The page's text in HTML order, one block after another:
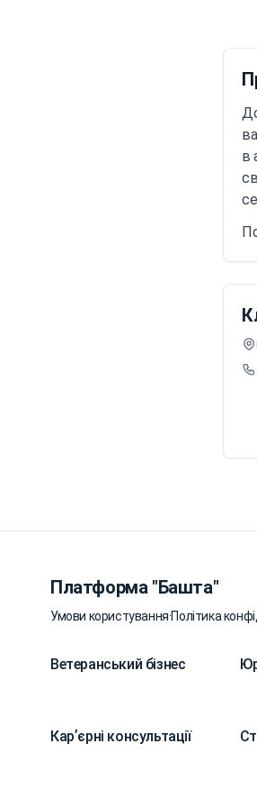
в
Платформа "Башта"
Умови користування·Політика
Ветеранський бізнес
Карʼєрні консультації